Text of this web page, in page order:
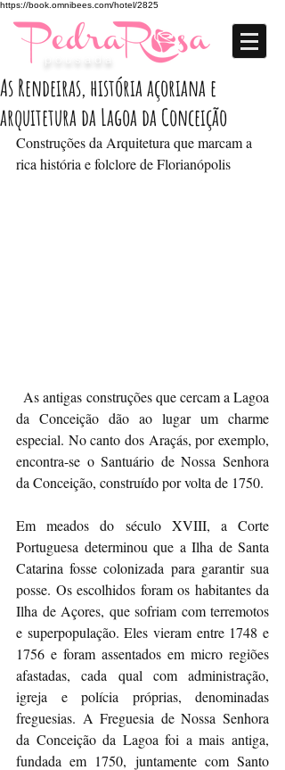
https://book.omnibees.com/hotel/2825
As Rendeiras, história açoriana e
arquitetura da Lagoa da Conceição
Construções da Arquitetura que marcam a
rica história e folclore de Florianópolis
da Conceição dão ao lugar um charme
especial. No canto dos Araçás, por exemplo,
encontra-se o Santuário de Nossa Senhora
da Conceição, construído por volta de 1750.
Em meados do século XVIII, a Corte
Portuguesa determinou que a Ilha de Santa
Catarina fosse colonizada para garantir sua
posse. Os escolhidos foram os habitantes da
Ilha de Açores, que sofriam com terremotos
e superpopulação. Eles vieram entre 1748 e
1756 e foram assentados em micro regiões
afastadas, cada qual com administração,
igreja e polícia próprias, denominadas
freguesias. A Freguesia de Nossa Senhora
da Conceição da Lagoa foi a mais antiga,
fundada em 1750, juntamente com Santo